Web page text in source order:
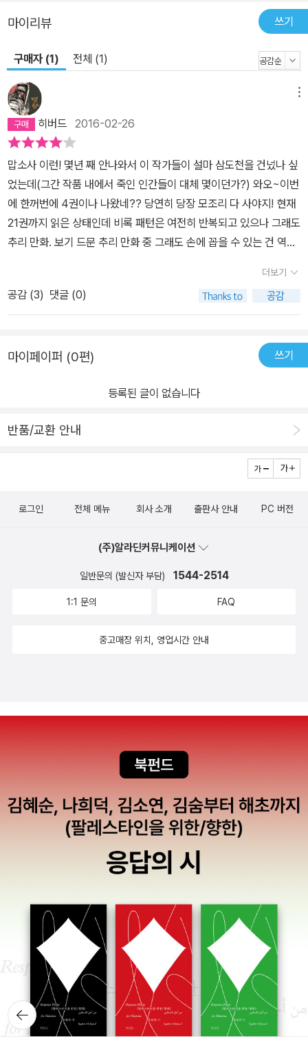
마이리뷰 쓰기
구매자 (1) 전체 (1)
히버드 2016-02-26
맙소사 이런! 몇년 째 안나와서 이 작가들이 설마 삼도천을 건넜나 싶
었는데(그간 작품 내에서 죽인 인간들이 대체 몇이던가?) 와오~이번
에 한꺼번에 4권이나 나왔네?? 당연히 당장 모조리 다 사야지! 현재
21권까지 읽은 상태인데 비록 패턴은 여전히 반복되고 있으나 그래도
추리 만화. 보기 드문 추리 만화 중 그래도 손에 꼽을 수 있는 건 역시
으기'에는 무언가 모르게 2% 매력이 부족하니 말이다. 여하간 다음
권들도 부디 쭉쭉 꾸준히 나오길. 서울 문화사라 불안하기는 하다만!
더보기
공감 (3) 댓글 (0)
마이페이퍼 (0편) 쓰기
등록된 글이 없습니다
반품/교환 안내
뒤로가
기
로그인 전체 메뉴 회사 소개 출판사 안내 PC 버전
(주)알라딘커뮤니케이션
일반문의 (발신자 부담) 1544-2514
1:1 문의 FAQ
중고매장 위치, 영업시간 안내